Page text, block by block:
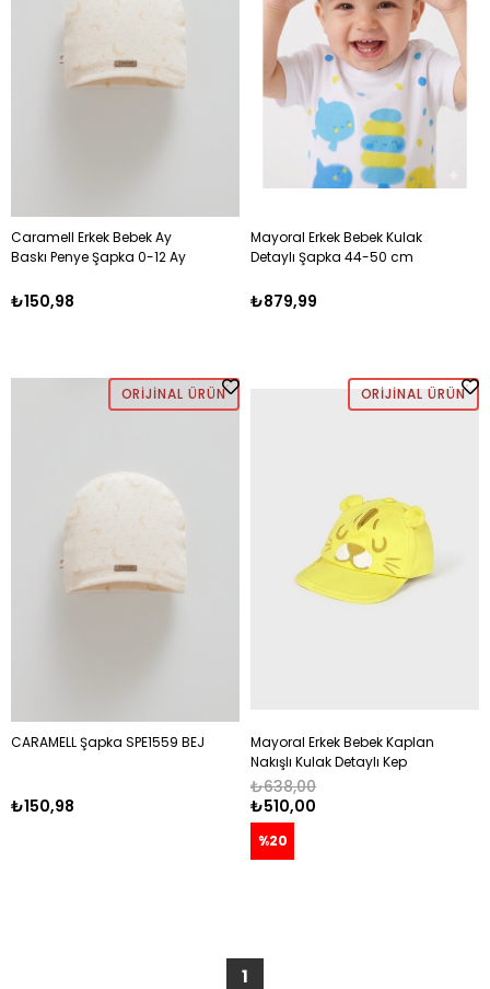
Caramell Erkek Bebek Ay
Baskı Penye Şapka 0-12 Ay
₺150,98
Mayoral Erkek Bebek Kulak
Detaylı Şapka 44-50 cm
₺879,99
ORIJINAL ÜRÜN
CARAMELL Şapka SPE1559 BEJ
₺150,98
ORIJINAL ÜRÜN
Mayoral Erkek Bebek Kaplan
Nakışlı Kulak Detaylı Kep
Şapka SARI
₺510,00
₺638,00
%20
1